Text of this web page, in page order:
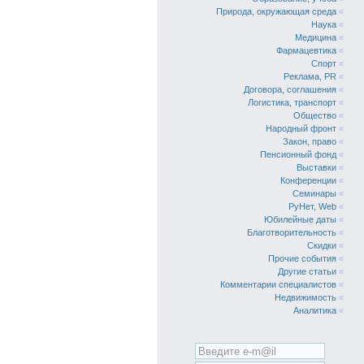
Природа, окружающая среда «
Наука «
Медицина «
Фармацевтика «
Спорт «
Реклама, PR «
Договора, соглашения «
Логистика, транспорт «
Общество «
Народный фронт «
Закон, право «
Пенсионный фонд «
Выставки «
Конференции «
Семинары «
РуНет, Web «
Юбилейные даты «
Благотворительность «
Скидки «
Прочие события «
Другие статьи «
Комментарии специалистов «
Недвижимость «
Аналитика «